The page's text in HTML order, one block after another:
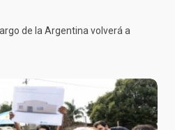
de la Argentina volverá a